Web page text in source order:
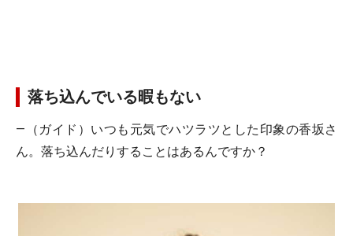
落ち込んでいる暇もない
―（ガイド）いつも元気でハツラツとした印象の香坂さ
ん。落ち込んだりすることはあるんですか？